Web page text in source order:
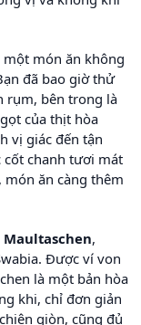
một món ăn không
đã bao giờ thử
rụm, bên trong là
của thịt hòa
vị giác đến tận
chanh tươi mát
ăn càng thêm
Maultaschen,
Được ví von
là một bản hòa
khi, chỉ đơn giản
giòn, cũng đủ